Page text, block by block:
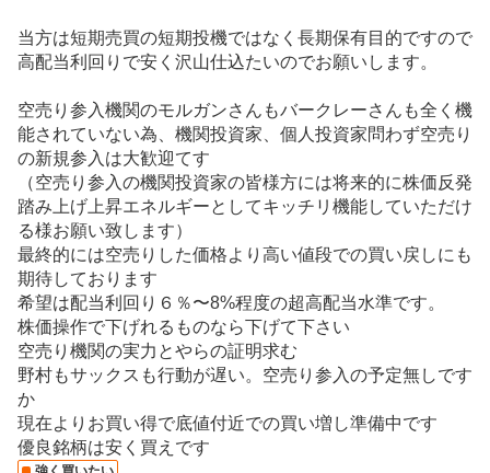
当方は短期売買の短期投機ではなく長期保有目的ですので
高配当利回りで安く沢山仕込たいのでお願いします。
空売り参入機関のモルガンさんもバークレーさんも全く機
能されていない為、機関投資家、個人投資家問わず空売り
の新規参入は大歓迎てす
（空売り参入の機関投資家の皆様方には将来的に株価反発
踏み上げ上昇エネルギーとしてキッチリ機能していただけ
る様お願い致します）
最終的には空売りした価格より高い値段での買い戻しにも
期待しております
希望は配当利回り６％〜8%程度の超高配当水準です。
株価操作で下げれるものなら下げて下さい
空売り機関の実力とやらの証明求む
野村もサックスも行動が遅い。空売り参入の予定無しです
か
現在よりお買い得で底値付近での買い増し準備中です
優良銘柄は安く買えです